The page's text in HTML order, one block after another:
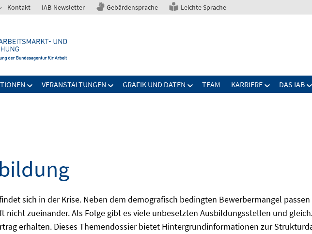
Kontakt IAB-Newsletter Gebärdensprache Leichte Sprache
VERANSTALTUNGEN GRAFIK UND DATEN TEAM KARRIERE DAS IAB
sich in der Krise. Neben dem demografisch bedingten Bewerbermangel
nicht zueinander. Als Folge gibt es viele unbesetzten Ausbildungsstellen und
erhalten. Dieses Themendossier bietet Hintergrundinformationen zur